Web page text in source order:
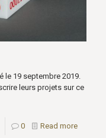
le 19 septembre 2019.
leurs projets sur ce
0 Read more